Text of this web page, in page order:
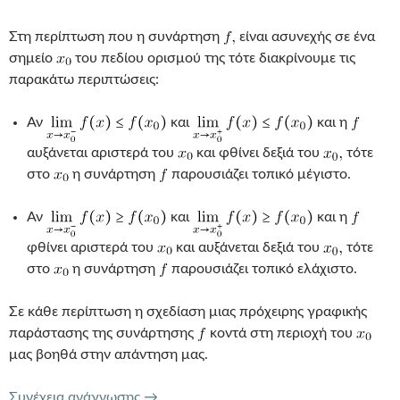
Στη περίπτωση που η συνάρτηση
είναι ασυνεχής σε ένα
σημείο
του πεδίου ορισμού της τότε διακρίνουμε τις
παρακάτω περιπτώσεις:
Αν και και η
αυξάνεται αριστερά του και φθίνει δεξιά του
τότε
στο
η συνάρτηση παρουσιάζει τοπικό μέγιστο.
Αν και και η
φθίνει αριστερά του και αυξάνεται δεξιά του
τότε
στο
η συνάρτηση παρουσιάζει τοπικό ελάχιστο.
Σε κάθε περίπτωση η σχεδίαση μιας πρόχειρης γραφικής
παράστασης της συνάρτησης
κοντά στη περιοχή του
μας βοηθά στην απάντηση μας.
ΑΚΡΟΤΑΤΑ ΣΥΝΑΡΤΗΣΗΣ